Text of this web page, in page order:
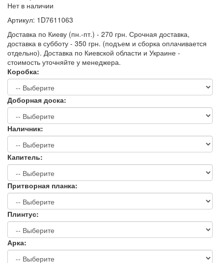
Нет в наличии
Артикул: 1D7611063
Доставка по Киеву (пн.-пт.) - 270 грн. Срочная доставка,
доставка в субботу - 350 грн. (подъем и сборка оплачивается
отдельно). Доставка по Киевской области и Украине -
стоимость уточняйте у менеджера.
Коробка:
Доборная доска:
Наличник:
Капитель:
Притворная планка:
Плинтус:
Арка: